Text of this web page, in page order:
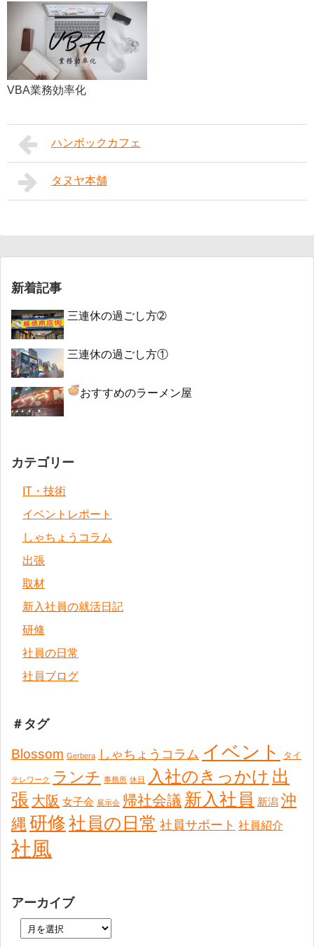
VBA業務効率化
ハンボックカフェ
タヌヤ本舗
新着記事
三連休の過ごし方➁
三連休の過ごし方①
おすすめのラーメン屋
カテゴリー
IT・技術
イベントレポート
しゃちょうコラム
出張
取材
新入社員の就活日記
研修
社員の日常
社員ブログ
＃タグ
Blossom Gerbera しゃちょうコラム イベント タイ
テレワーク ランチ 事務所 休日 入社のきっかけ 出
張 大阪 女子会 展示会 帰社会議 新入社員 新潟 沖
縄 研修社員の日常 社員サポート 社員紹介
社風
アーカイブ